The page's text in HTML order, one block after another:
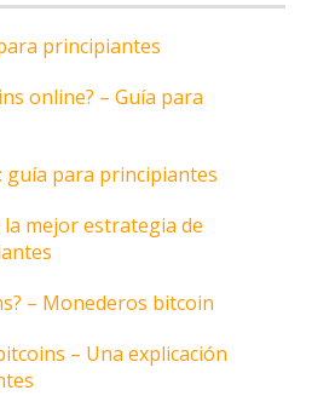
principiantes
online? – Guía para
guía para principiantes
mejor estrategia de
– Monederos bitcoin
– Una explicación